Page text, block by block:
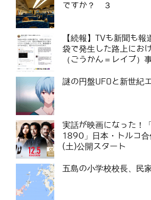
ですか？ ３
【続報】TVも新聞も
袋で発生した路上にお
（ごうかん＝レイプ）
謎の円盤UFOと新世紀
実話が映画になった！
1890」日本・トルコ
(土)公開スタート
五島の小学校校長、民